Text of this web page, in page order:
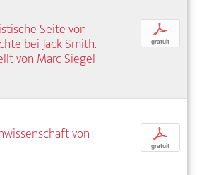
Seite von
bei Jack Smith.
von Marc Siegel
p
gratuit
von
p
gratuit